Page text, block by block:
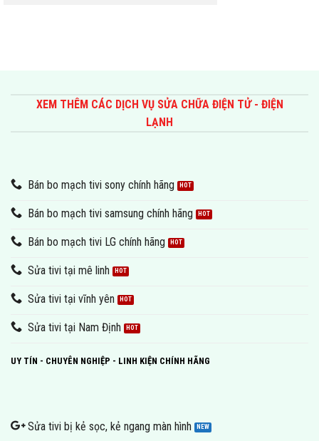
XEM THÊM CÁC DỊCH VỤ SỬA CHỮA ĐIỆN TỬ - ĐIỆN
LẠNH
Bán bo mạch tivi sony chính hãng
Bán bo mạch tivi samsung chính hãng
Bán bo mạch tivi LG chính hãng
Sửa tivi tại mê linh
Sửa tivi tại vĩnh yên
Sửa tivi tại Nam Định
UY TÍN - CHUYÊN NGHIỆP - LINH KIỆN CHÍNH HÃNG
Sửa tivi bị kẻ sọc, kẻ ngang màn hình